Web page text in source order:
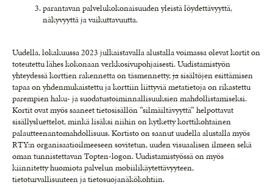
parantavan palvelukokonaisuuden yleistä löydettävyyttä,
näkyvyyttä ja vaikuttavuutta.
Uudella, lokakuussa 2023 julkaistavalla alustalla voimassa olevat kortit on
toteutettu lähes kokonaan verkkosivupohjaisesti. Uudistamistyön
yhteydessä korttien rakennetta on täsmennetty,jasisältöjen esittämisen
tapaa on yhdenmukaistettu ja korttiin liittyviä metatietoja on rikastettu
parempien haku- ja suodatustoiminnallisuuksien mahdollistamiseksi.
Kortit ovat myös saaneet tietosisällön ”silmäiltävyyttä” helpottavat
sisällysluettelot, minkä lisäksi niihin on kytketty korttikohtainen
palautteenantomahdollisuus. Kortisto on saanut uudella alustalla myös
RTY:n organisaatioilmeeseen sovitetun, uuden visuaalisen ilmeen sekä
oman tunnistettavan Topten-logon. Uudistamistyössä on myös
kiinnitetty huomiota palvelun mobiilikäytettävyyteen,
tietoturvallisuuteen ja tietosuojanäkökohtiin.